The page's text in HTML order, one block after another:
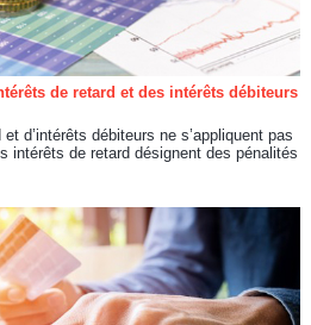
de retard et des intérêts débiteurs
et d’intérêts débiteurs ne s’appliquent pas
intérêts de retard désignent des pénalités